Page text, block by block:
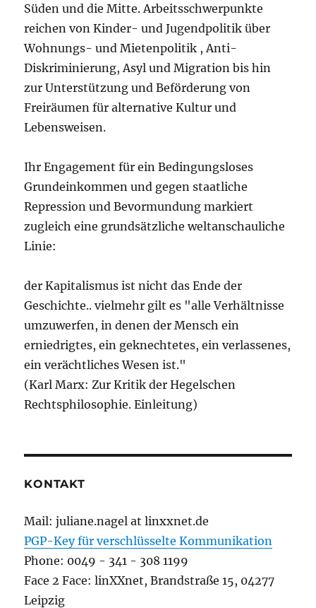
Süden und die Mitte. Arbeitsschwerpunkte
reichen von Kinder- und Jugendpolitik über
Wohnungs- und Mietenpolitik , Anti-
Diskriminierung, Asyl und Migration bis hin
zur Unterstützung und Beförderung von
Freiräumen für alternative Kultur und
Lebensweisen.
Ihr Engagement für ein Bedingungsloses
Grundeinkommen und gegen staatliche
Repression und Bevormundung markiert
zugleich eine grundsätzliche weltanschauliche
Linie:
der Kapitalismus ist nicht das Ende der
Geschichte.. vielmehr gilt es "alle Verhältnisse
umzuwerfen, in denen der Mensch ein
erniedrigtes, ein geknechtetes, ein verlassenes,
ein verächtliches Wesen ist."
(Karl Marx: Zur Kritik der Hegelschen
Rechtsphilosophie. Einleitung)
KONTAKT
Mail: juliane.nagel at linxxnet.de
PGP-Key für verschlüsselte Kommunikation
Phone: 0049 - 341 - 308 1199
Face 2 Face: linXXnet, Brandstraße 15, 04277
Leipzig